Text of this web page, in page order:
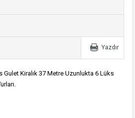
Yazdır
Gulet Kiralık 37 Metre Uzunlukta 6 Lüks